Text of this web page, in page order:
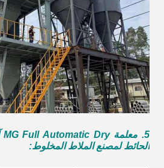
5. معلمة MG Full Automatic Dry
الحائط لمصنع الملاط المخلوط: